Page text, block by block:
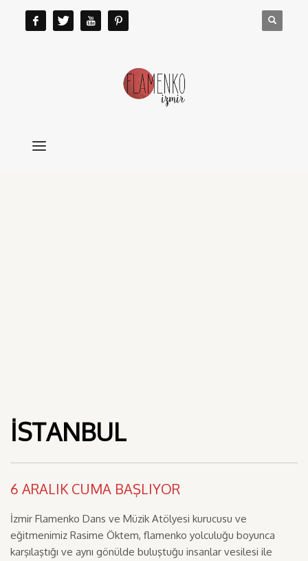
İSTANBUL
6 ARALIK CUMA BAŞLIYOR
İzmir Flamenko Dans ve Müzik Atölyesi kurucusu ve
eğitmenimiz Rasime Öktem, flamenko yolculuğu boyunca
karşılaştığı ve aynı gönülde buluştuğu insanlar vesilesi ile